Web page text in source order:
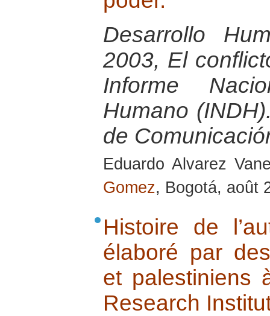
Desarrollo
2003, El
Informe
Humano
de
Eduardo Alvarez
Gomez, Bogotá, août
Histoire de
élaboré par
et palestiniens
Research